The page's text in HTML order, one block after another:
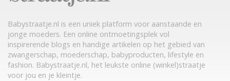
Babystraatje.nl is een uniek platform voor aanstaande en
jonge moeders. Een online ontmoetingsplek vol
inspirerende blogs en handige artikelen op het gebied van
zwangerschap, moederschap, babyproducten, lifestyle en
fashion. Babystraatje.nl, het leukste online (winkel)straatje
voor jou en je kleintje.